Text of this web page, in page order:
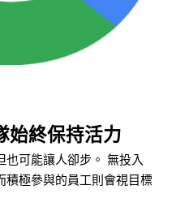
始終保持活力
也可能讓人卻步。 無投入
積極參與的員工則會視目標